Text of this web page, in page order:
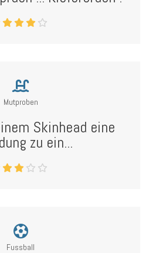
Mutproben
Skinhead eine
zu ein...
Fussball